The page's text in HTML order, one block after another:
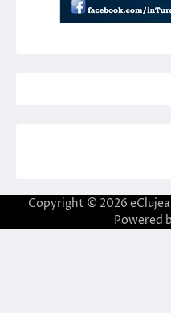
Copyright © 2026
Powered